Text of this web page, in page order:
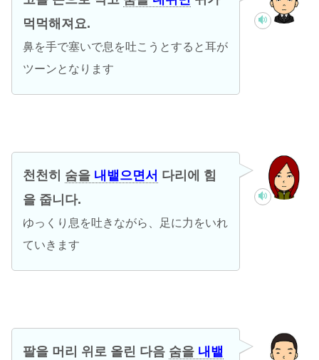
먹먹해져요.
鼻を手で塞いで息を吐こうとすると耳が
ツーンとなります
천천히 숨을 내뱉으면서 다리에 힘
을 줍니다.
ゆっくり息を吐きながら、足に力をいれ
ていきます
팔을 머리 위로 올린 다음 숨을 내뱉